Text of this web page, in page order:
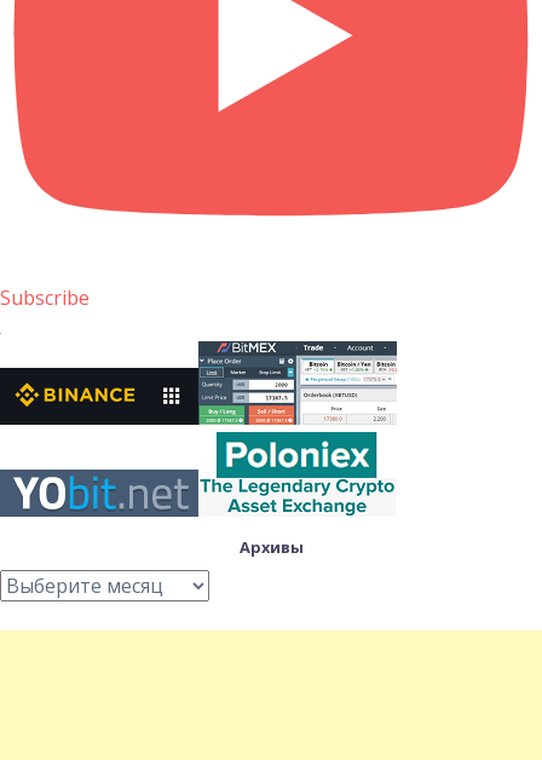
Subscribe
Архивы
Архивы